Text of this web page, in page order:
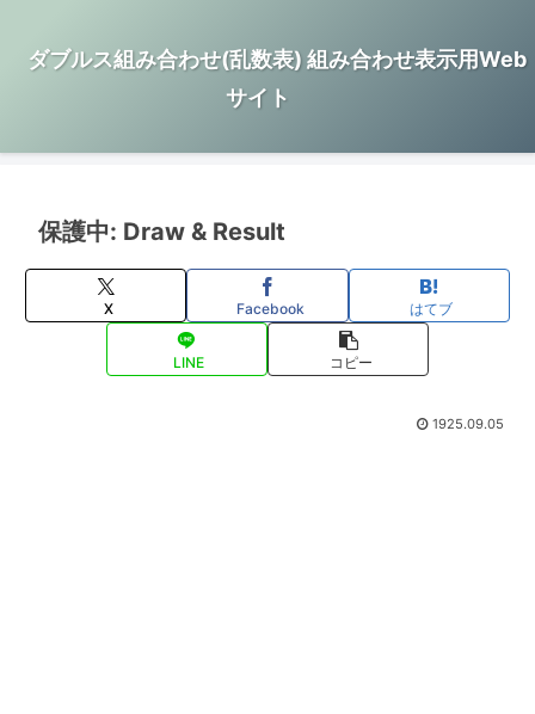
ダブルス組み合わせ(乱数表) 組み合わせ表示用Web
サイト
保護中: Draw & Result
X Facebook はてブ
LINE コピー
1925.09.05